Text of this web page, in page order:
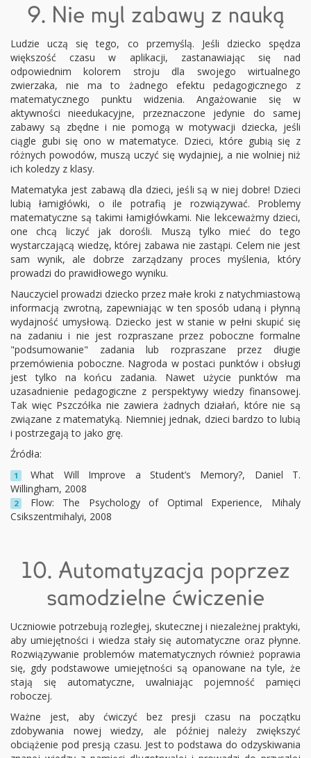
9. Nie myl zabawy z nauką
Ludzie uczą się tego, co przemyślą. Jeśli dziecko spędza
większość czasu w aplikacji, zastanawiając się nad
odpowiednim kolorem stroju dla swojego wirtualnego
zwierzaka, nie ma to żadnego efektu pedagogicznego z
matematycznego punktu widzenia. Angażowanie się w
aktywności nieedukacyjne, przeznaczone jedynie do samej
zabawy są zbędne i nie pomogą w motywacji dziecka, jeśli
ciągle gubi się ono w matematyce. Dzieci, które gubią się z
różnych powodów, muszą uczyć się wydajniej, a nie wolniej niż
ich koledzy z klasy.
Matematyka jest zabawą dla dzieci, jeśli są w niej dobre! Dzieci
lubią łamigłówki, o ile potrafią je rozwiązywać. Problemy
matematyczne są takimi łamigłówkami. Nie lekceważmy dzieci,
one chcą liczyć jak dorośli. Muszą tylko mieć do tego
wystarczającą wiedzę, której zabawa nie zastąpi. Celem nie jest
sam wynik, ale dobrze zarządzany proces myślenia, który
prowadzi do prawidłowego wyniku.
Nauczyciel prowadzi dziecko przez małe kroki z natychmiastową
informacją zwrotną, zapewniając w ten sposób udaną i płynną
wydajność umysłową. Dziecko jest w stanie w pełni skupić się
na zadaniu i nie jest rozpraszane przez poboczne formalne
"podsumowanie" zadania lub rozpraszane przez długie
przemówienia poboczne. Nagroda w postaci punktów i obsługi
jest tylko na końcu zadania. Nawet użycie punktów ma
uzasadnienie pedagogiczne z perspektywy wiedzy finansowej.
Tak więc Pszczółka nie zawiera żadnych działań, które nie są
związane z matematyką. Niemniej jednak, dzieci bardzo to lubią
i postrzegają to jako grę.
Źródła:
1
What Will Improve a Student’s Memory?, Daniel T.
Willingham, 2008
2
Flow: The Psychology of Optimal Experience, Mihaly
Csikszentmihalyi, 2008
10. Automatyzacja poprzez
samodzielne ćwiczenie
Uczniowie potrzebują rozległej, skutecznej i niezależnej praktyki,
aby umiejętności i wiedza stały się automatyczne oraz płynne.
Rozwiązywanie problemów matematycznych również poprawia
się, gdy podstawowe umiejętności są opanowane na tyle, że
stają się automatyczne, uwalniając pojemność pamięci
roboczej.
Ważne jest, aby ćwiczyć bez presji czasu na początku
zdobywania nowej wiedzy, ale później należy zwiększyć
obciążenie pod presją czasu. Jest to podstawa do odzyskiwania